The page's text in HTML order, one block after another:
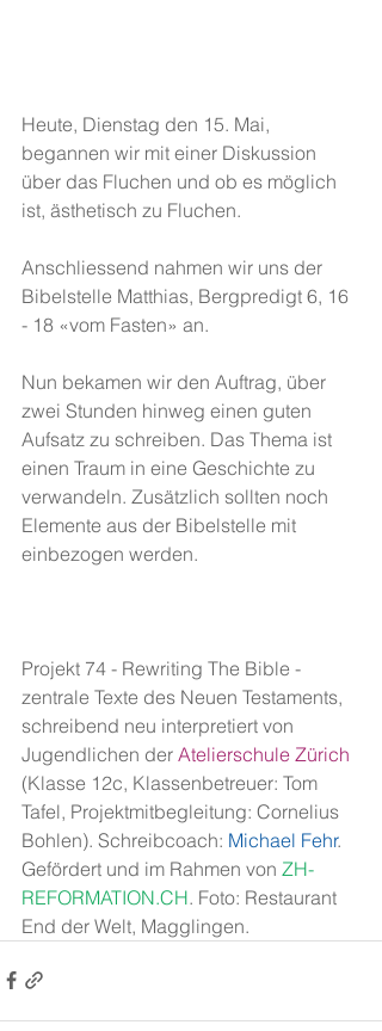
Heute, Dienstag den 15. Mai,
begannen wir mit einer Diskussion
über das Fluchen und ob es möglich
ist, ästhetisch zu Fluchen.
Anschliessend nahmen wir uns der
Bibelstelle Matthias, Bergpredigt 6, 16
- 18 «vom Fasten» an.
Nun bekamen wir den Auftrag, über
zwei Stunden hinweg einen guten
Aufsatz zu schreiben. Das Thema ist
einen Traum in eine Geschichte zu
verwandeln. Zusätzlich sollten noch
Elemente aus der Bibelstelle mit
einbezogen werden.
Projekt 74 - Rewriting The Bible -
zentrale Texte des Neuen Testaments,
schreibend neu interpretiert von
Jugendlichen der Atelierschule Zürich
(Klasse 12c, Klassenbetreuer: Tom
Tafel, Projektmitbegleitung: Cornelius
Bohlen). Schreibcoach: Michael Fehr.
Gefördert und im Rahmen von ZH-
REFORMATION.CH. Foto: Restaurant
End der Welt, Magglingen.